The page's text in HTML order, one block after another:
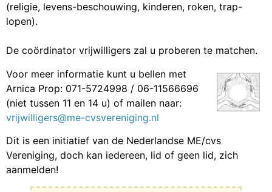
(religie, levens-beschouwing, kinderen, roken, trap-
lopen).
De coördinator vrijwilligers zal u proberen te matchen.
Voor meer informatie kunt u bellen met
Arnica Prop: 071-5724998 / 06-11566696
(niet tussen 11 en 14 u) of mailen naar:
vrijwilligers@me-cvsvereniging.nl
Dit is een initiatief van de Nederlandse ME/cvs
Vereniging, doch kan iedereen, lid of geen lid, zich
aanmelden!